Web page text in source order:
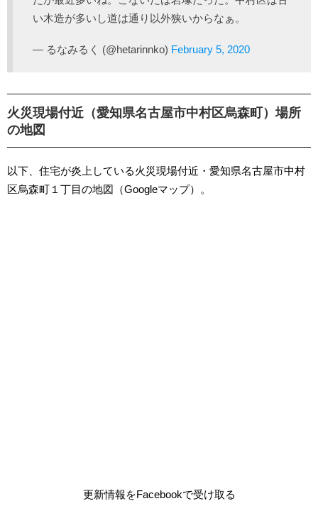
い木造が多いし道は通り以外狭いからなぁ。
— るなみるく (@hetarinnko) February 5, 2020
火災現場付近（愛知県名古屋市中村区烏森町）場所
の地図
以下、住宅が炎上している火災現場付近・愛知県名古屋市中村
区烏森町１丁目の地図（Googleマップ）。
更新情報をFacebookで受け取る